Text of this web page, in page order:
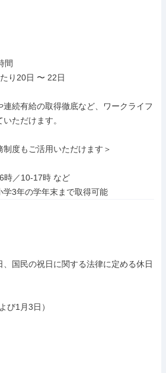
間
り20日 〜 22日
続有給の取得徹底など、ワークライフ
ただけます。
制度もご活用いただけます＞
3年の学年末まで取得可能
、国民の祝日に関する法律に定める休日
び1月3日）